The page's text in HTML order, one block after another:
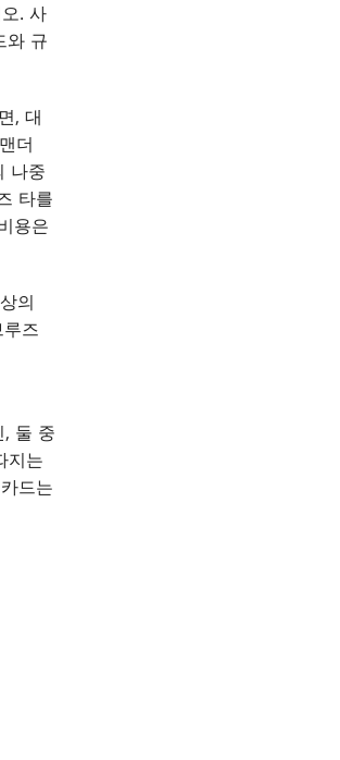
. 사
와 규
, 대
더
나중
타를
용은
의
즈
둘 중
지는
드는